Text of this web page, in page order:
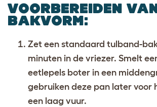
VOORBEREIDEN
BAKVORM:
Zet een standaard tulband-
minuten in de vriezer. Smelt
eetlepels boter in een
gebruiken deze pan later voor
een laag vuur.